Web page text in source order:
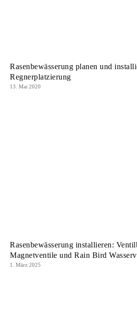
Rasenbewässerung planen und
Regnerplatzierung
13. Mai 2020
Rasenbewässerung installieren:
Magnetventile und Rain Bird
1. März 2025